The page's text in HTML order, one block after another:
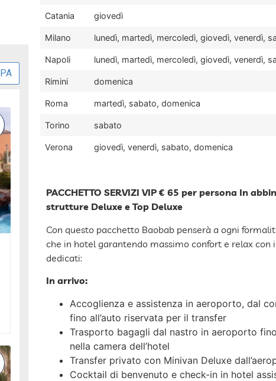
Catania giovedì
Milano lunedì, martedì, mercoledì, giovedì, venerdì,
Napoli lunedì, martedì, mercoledì, giovedì, venerdì,
Rimini domenica
Roma martedì, sabato, domenica
Torino sabato
Verona giovedì, venerdì, sabato, domenica
PACCHETTO SERVIZI VIP € 65 per persona In
strutture Deluxe e Top Deluxe
Con questo pacchetto Baobab penserà a ogni
che in hotel garantendo massimo confort e relax con
dedicati:
In arrivo:
Accoglienza e assistenza in aeroporto, dal
fino all’auto riservata per il transfer
Trasporto bagagli dal nastro in aeroporto
nella camera dell’hotel
Transfer privato con Minivan Deluxe
Cocktail di benvenuto e check-in in hotel